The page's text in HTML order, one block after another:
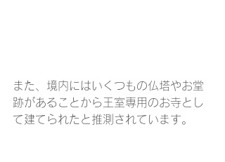
また、境内にはいくつもの仏塔やお堂
跡があることから王室専用のお寺とし
て建てられたと推測されています。